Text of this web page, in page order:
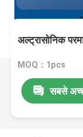
अल्ट्रासोनिक
MOQ：1pcs
सबसे